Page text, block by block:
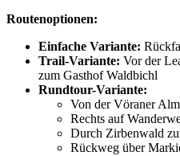
Routenoptionen:
Einfache Variante:
Trail-Variante: Vor der
zum Gasthof Waldbichl
Rundtour-Variante:
Von der Vöraner
Rechts auf
Durch Zirbenwald
Rückweg über